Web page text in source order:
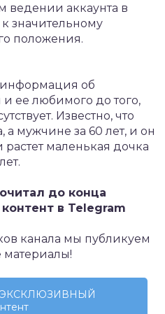
ведении аккаунта в
значительному
положения.
информация об
ее любимого до того,
Известно, что
а мужчине за 60 лет, и он
маленькая дочка
до конца
контент в Telegram
канала мы публикуем
материалы!
ЭКСКЛЮЗИВНЫЙ